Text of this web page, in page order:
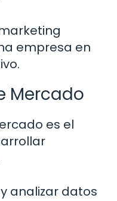
empresa en
Mercado
es el
analizar datos